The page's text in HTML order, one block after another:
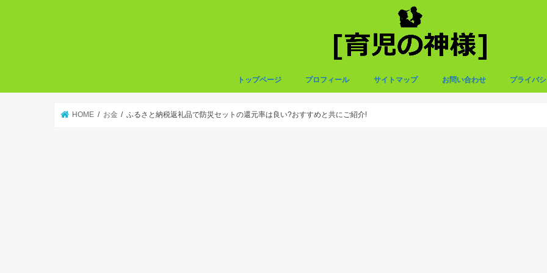
トップページ プロフィール サイトマップ お問い合わせ プライバ
HOME お金 ふるさと納税返礼品で防災セットの還元率は良い?おすすめと共にご紹介!